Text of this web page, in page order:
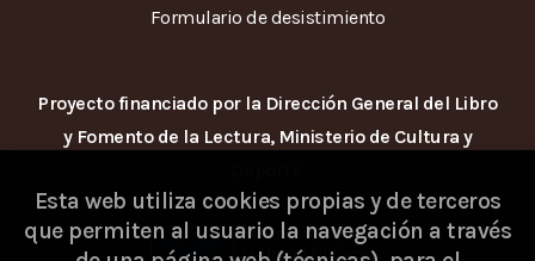
Formulario de desistimiento
Proyecto financiado por la Dirección General del Libro
y Fomento de la Lectura, Ministerio de Cultura y
Esta web utiliza cookies propias y de terceros
que permiten al usuario la navegación a través